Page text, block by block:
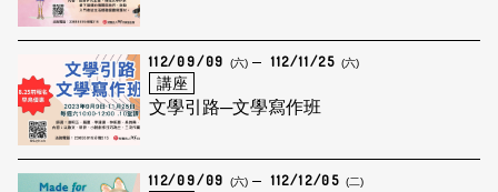
112/09/09 (六) 112/11/25 (六)
講座
文學引路─文學寫作班
112/09/09 (六) 112/12/05 (二)